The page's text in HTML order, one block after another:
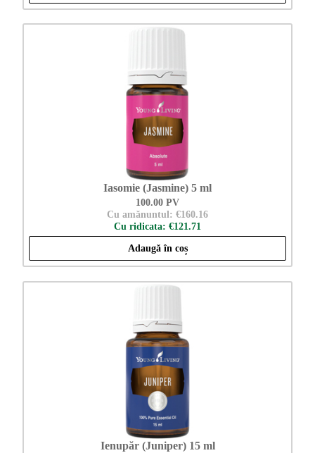
Iasomie (Jasmine) 5 ml
100.00 PV
Cu amănuntul: €160.16
Cu ridicata: €121.71
Adaugă în coș
Ienupăr (Juniper) 15 ml